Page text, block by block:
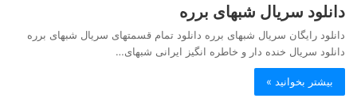
دانلود سریال شبهای برره
دانلود رایگان سریال شبهای برره دانلود تمام قسمتهای سریال شبهای برره
دانلود سریال خنده دار و خاطره انگیز ایرانی شبهای…
بیشتر بخوانید »